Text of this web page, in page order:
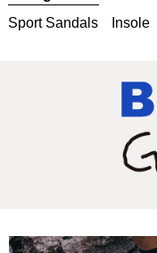
Sport Sandals
Insole